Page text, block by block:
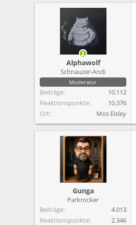
Alphawolf
Schnauzer-Andi
Moderator
Beiträge
10.112
Reaktionspunkte
10.376
Ort
Mos Eisley
Gunga
Parkrocker
Beiträge
4.013
Reaktionspunkte
2.346